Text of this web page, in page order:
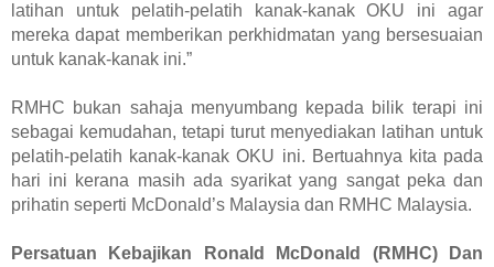
latihan untuk pelatih-pelatih kanak-kanak OKU ini agar
mereka dapat memberikan perkhidmatan yang bersesuaian
untuk kanak-kanak ini.”
RMHC bukan sahaja menyumbang kepada bilik terapi ini
sebagai kemudahan, tetapi turut menyediakan latihan untuk
pelatih-pelatih kanak-kanak OKU ini. Bertuahnya kita pada
hari ini kerana masih ada syarikat yang sangat peka dan
prihatin seperti McDonald’s Malaysia dan RMHC Malaysia.
Persatuan Kebajikan Ronald McDonald (RMHC) Dan